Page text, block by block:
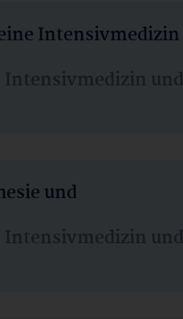
Intensivmedizin
und
und
und